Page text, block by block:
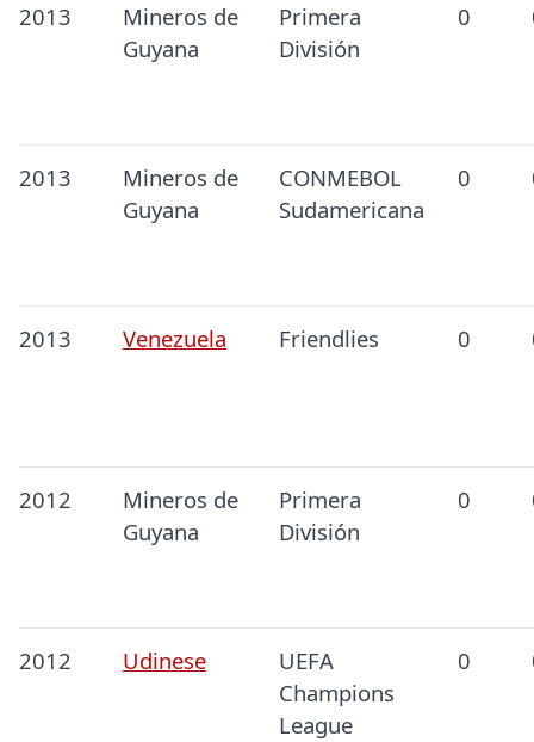
2013
Mineros de
Guyana
Primera
División
0
2013
Mineros de
Guyana
CONMEBOL
Sudamericana
0
2013 Venezuela Friendlies 0
2012
Mineros de
Guyana
Primera
División
0
2012 Udinese
UEFA
Champions
League
0